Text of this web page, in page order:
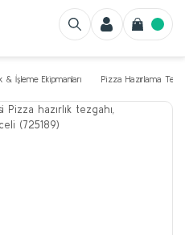
& İşleme Ekipmanları Pizza Hazırlama